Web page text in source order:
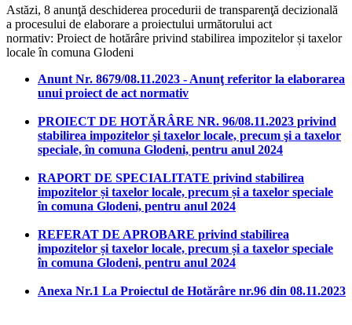
Astăzi, 8 anunţă deschiderea procedurii de transparenţă decizională
a procesului de elaborare a proiectului următorului act
normativ: Proiect de hotărâre privind stabilirea impozitelor și taxelor
locale în comuna Glodeni
Anunt Nr. 8679/08.11.2023 - Anunţ referitor la elaborarea
unui proiect de act normativ
PROIECT DE HOTĂRÂRE NR. 96/08.11.2023 privind
stabilirea impozitelor şi taxelor locale, precum şi a taxelor
speciale, în comuna Glodeni, pentru anul 2024
RAPORT DE SPECIALITATE privind stabilirea
impozitelor și taxelor locale, precum și a taxelor speciale
în comuna Glodeni, pentru anul 2024
REFERAT DE APROBARE privind stabilirea
impozitelor și taxelor locale, precum și a taxelor speciale
în comuna Glodeni, pentru anul 2024
Anexa Nr.1 La Proiectul de Hotărâre nr.96 din 08.11.2023